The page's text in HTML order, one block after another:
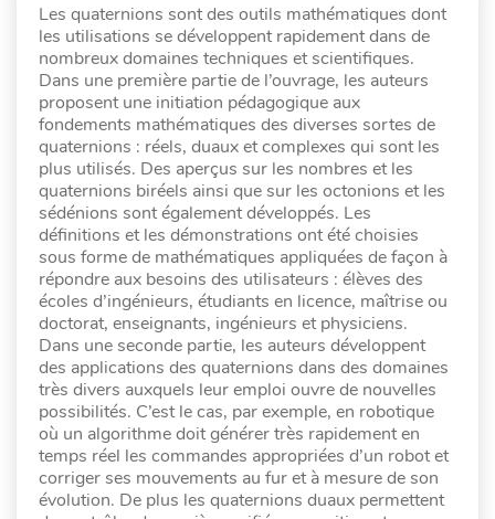
Les quaternions sont des outils mathématiques dont
les utilisations se développent rapidement dans de
nombreux domaines techniques et scientifiques.
Dans une première partie de l’ouvrage, les auteurs
proposent une initiation pédagogique aux
fondements mathématiques des diverses sortes de
quaternions : réels, duaux et complexes qui sont les
plus utilisés. Des aperçus sur les nombres et les
quaternions biréels ainsi que sur les octonions et les
sédénions sont également développés. Les
définitions et les démonstrations ont été choisies
sous forme de mathématiques appliquées de façon à
répondre aux besoins des utilisateurs : élèves des
écoles d’ingénieurs, étudiants en licence, maîtrise ou
doctorat, enseignants, ingénieurs et physiciens.
Dans une seconde partie, les auteurs développent
des applications des quaternions dans des domaines
très divers auxquels leur emploi ouvre de nouvelles
possibilités. C’est le cas, par exemple, en robotique
où un algorithme doit générer très rapidement en
temps réel les commandes appropriées d’un robot et
corriger ses mouvements au fur et à mesure de son
évolution. De plus les quaternions duaux permettent